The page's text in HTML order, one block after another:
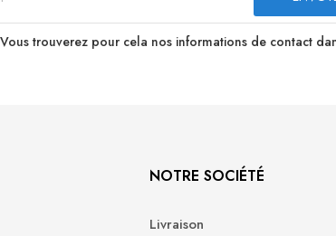
trouverez pour cela nos informations de contact
NOTRE SOCIÉTÉ
Livraison